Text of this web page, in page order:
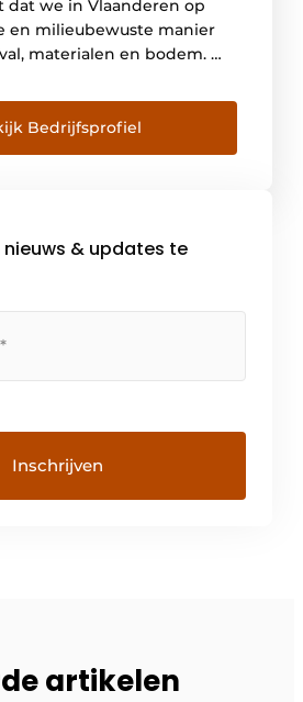
dat we in Vlaanderen op
en milieubewuste manier
materialen en bodem. We
en beïnvloeden zo de
wetgeving. Onze bodem
door de bodemkwaliteit in
[…]
Bedrijfsprofiel
& updates te
artikelen